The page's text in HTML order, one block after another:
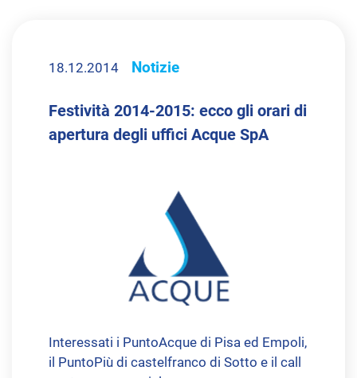
18.12.2014 Notizie
Festività 2014-2015: ecco gli orari di
apertura degli uffici Acque SpA
Interessati i PuntoAcque di Pisa ed Empoli,
il PuntoPiù di castelfranco di Sotto e il call